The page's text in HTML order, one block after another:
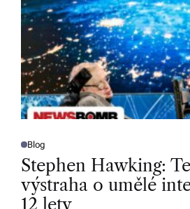
P
O
S
T
E
D
I
Blog
Stephen Hawking:
výstraha o umělé
12 lety